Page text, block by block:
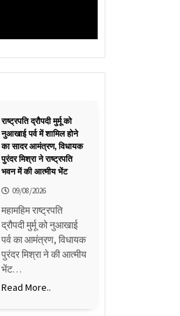
राष्ट्रपति द्रौपदी मुर्मू को
नुआखाई पर्व में शामिल होने
का सादर आमंत्रण, विधायक
पुरंदर मिश्रा ने राष्ट्रपति
भवन में की आत्मीय भेंट
09/08/2026
महामहिम राष्ट्रपति
द्रौपदी मुर्मू को नुआखाई
पर्व का आमंत्रण, विधायक
पुरंदर मिश्रा ने की आत्मीय
भेंट…
Read More..